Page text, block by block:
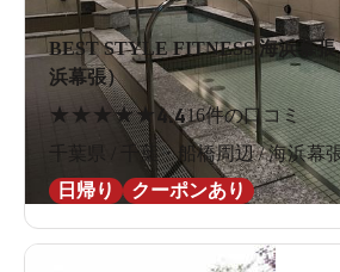
BEST STYLE FITNESS 海浜幕張
浜幕張）
★ ★★★★4.416件の口コミ
千葉県 / 千葉・船橋周辺 / 海浜幕
日帰り
クーポンあり